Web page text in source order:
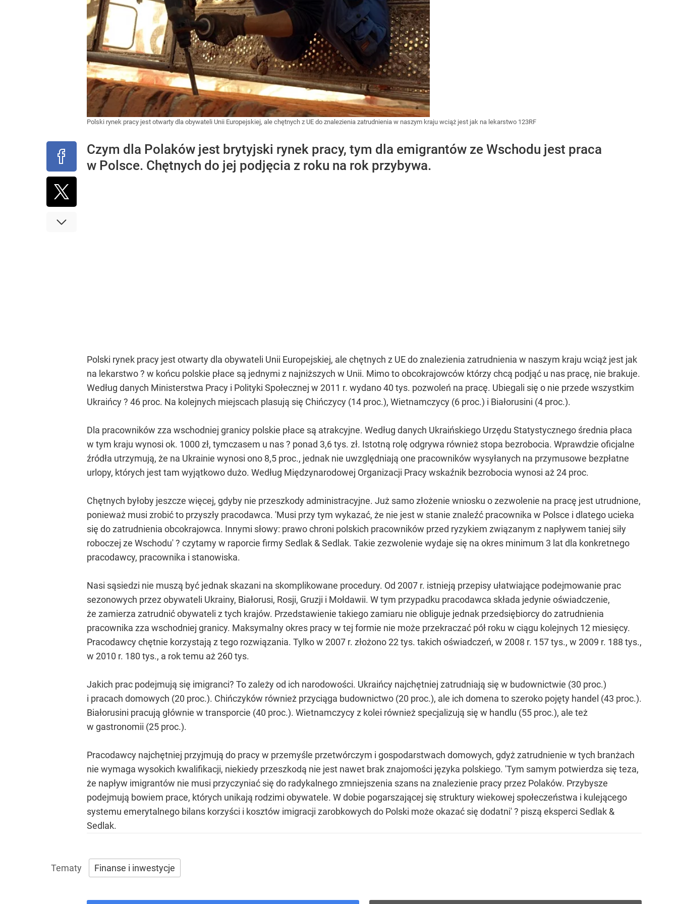
Polski rynek pracy jest otwarty dla obywateli Unii Europejskiej, ale chętnych z UE do znalezienia zatrudnienia w naszym kraju wciąż jest jak na lekarstwo 123RF
Czym dla Polaków jest brytyjski rynek pracy, tym dla emigrantów ze Wschodu jest praca
w Polsce. Chętnych do jej podjęcia z roku na rok przybywa.
Polski rynek pracy jest otwarty dla obywateli Unii Europejskiej, ale chętnych z UE do znalezienia zatrudnienia w naszym kraju wciąż jest jak
na lekarstwo ? w końcu polskie płace są jednymi z najniższych w Unii. Mimo to obcokrajowców którzy chcą podjąć u nas pracę, nie brakuje.
Według danych Ministerstwa Pracy i Polityki Społecznej w 2011 r. wydano 40 tys. pozwoleń na pracę. Ubiegali się o nie przede wszystkim
Ukraińcy ? 46 proc. Na kolejnych miejscach plasują się Chińczycy (14 proc.), Wietnamczycy (6 proc.) i Białorusini (4 proc.).
Dla pracowników zza wschodniej granicy polskie płace są atrakcyjne. Według danych Ukraińskiego Urzędu Statystycznego średnia płaca
w tym kraju wynosi ok. 1000 zł, tymczasem u nas ? ponad 3,6 tys. zł. Istotną rolę odgrywa również stopa bezrobocia. Wprawdzie oficjalne
źródła utrzymują, że na Ukrainie wynosi ono 8,5 proc., jednak nie uwzględniają one pracowników wysyłanych na przymusowe bezpłatne
urlopy, których jest tam wyjątkowo dużo. Według Międzynarodowej Organizacji Pracy wskaźnik bezrobocia wynosi aż 24 proc.
Chętnych byłoby jeszcze więcej, gdyby nie przeszkody administracyjne. Już samo złożenie wniosku o zezwolenie na pracę jest utrudnione,
ponieważ musi zrobić to przyszły pracodawca. 'Musi przy tym wykazać, że nie jest w stanie znaleźć pracownika w Polsce i dlatego ucieka
się do zatrudnienia obcokrajowca. Innymi słowy: prawo chroni polskich pracowników przed ryzykiem związanym z napływem taniej siły
roboczej ze Wschodu' ? czytamy w raporcie firmy Sedlak & Sedlak. Takie zezwolenie wydaje się na okres minimum 3 lat dla konkretnego
pracodawcy, pracownika i stanowiska.
Nasi sąsiedzi nie muszą być jednak skazani na skomplikowane procedury. Od 2007 r. istnieją przepisy ułatwiające podejmowanie prac
sezonowych przez obywateli Ukrainy, Białorusi, Rosji, Gruzji i Mołdawii. W tym przypadku pracodawca składa jedynie oświadczenie,
że zamierza zatrudnić obywateli z tych krajów. Przedstawienie takiego zamiaru nie obliguje jednak przedsiębiorcy do zatrudnienia
pracownika zza wschodniej granicy. Maksymalny okres pracy w tej formie nie może przekraczać pół roku w ciągu kolejnych 12 miesięcy.
Pracodawcy chętnie korzystają z tego rozwiązania. Tylko w 2007 r. złożono 22 tys. takich oświadczeń, w 2008 r. 157 tys., w 2009 r. 188 tys.,
w 2010 r. 180 tys., a rok temu aż 260 tys.
Jakich prac podejmują się imigranci? To zależy od ich narodowości. Ukraińcy najchętniej zatrudniają się w budownictwie (30 proc.)
i pracach domowych (20 proc.). Chińczyków również przyciąga budownictwo (20 proc.), ale ich domena to szeroko pojęty handel (43 proc.).
Białorusini pracują głównie w transporcie (40 proc.). Wietnamczycy z kolei również specjalizują się w handlu (55 proc.), ale też
w gastronomii (25 proc.).
Pracodawcy najchętniej przyjmują do pracy w przemyśle przetwórczym i gospodarstwach domowych, gdyż zatrudnienie w tych branżach
nie wymaga wysokich kwalifikacji, niekiedy przeszkodą nie jest nawet brak znajomości języka polskiego. 'Tym samym potwierdza się teza,
że napływ imigrantów nie musi przyczyniać się do radykalnego zmniejszenia szans na znalezienie pracy przez Polaków. Przybysze
podejmują bowiem prace, których unikają rodzimi obywatele. W dobie pogarszającej się struktury wiekowej społeczeństwa i kulejącego
systemu emerytalnego bilans korzyści i kosztów imigracji zarobkowych do Polski może okazać się dodatni' ? piszą eksperci Sedlak &
Sedlak.
Finanse i inwestycje